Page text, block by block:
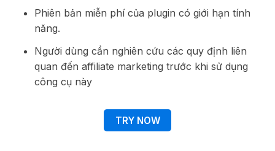
Phiên bản miễn phí của plugin có giới hạn tính
năng.
Người dùng cần nghiên cứu các quy định liên
quan đến affiliate marketing trước khi sử dụng
công cụ này
TRY NOW